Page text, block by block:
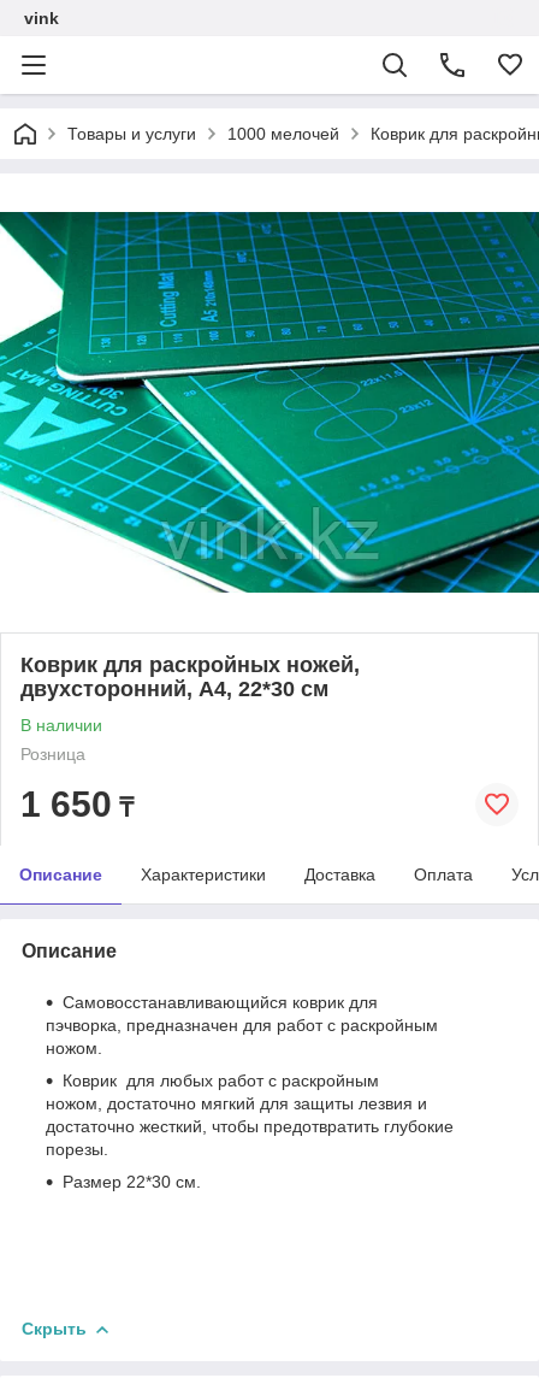
vink
Товары и услуги 1000 мелочей Коврик для
Коврик для раскройных ножей,
двухсторонний, А4, 22*30 см
В наличии
Розница
1 650 ₸
Описание Характеристики Доставка Оплата
Описание
Самовосстанавливающийся коврик для
пэчворка, предназначен для работ с раскройным
ножом.
Коврик для любых работ с раскройным
ножом, достаточно мягкий для защиты лезвия и
достаточно жесткий, чтобы предотвратить глубокие
порезы.
Размер 22*30 см.
Скрыть